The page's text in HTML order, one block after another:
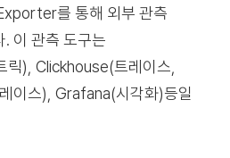
를 통해 외부 관측
이 관측 도구는
), Clickhouse(트레이스,
이스), Grafana(시각화)등일